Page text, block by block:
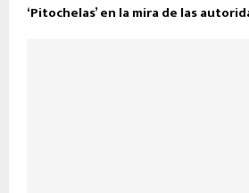
‘Pitochelas’ en la mira de las